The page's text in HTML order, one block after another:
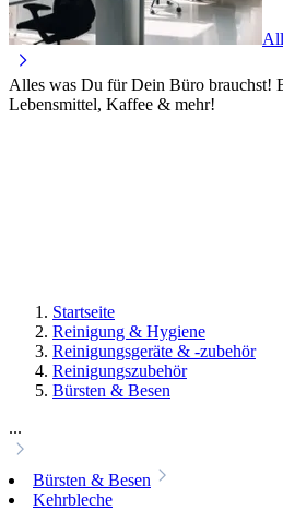
Alles was Du für Dein Büro brauchst!
Lebensmittel, Kaffee & mehr!
Startseite
Reinigung & Hygiene
Reinigungsgeräte & -zubehör
Reinigungszubehör
Bürsten & Besen
...
Bürsten & Besen
Kehrbleche